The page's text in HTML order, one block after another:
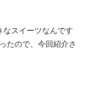
なスイーツなんです
たので、今回紹介さ